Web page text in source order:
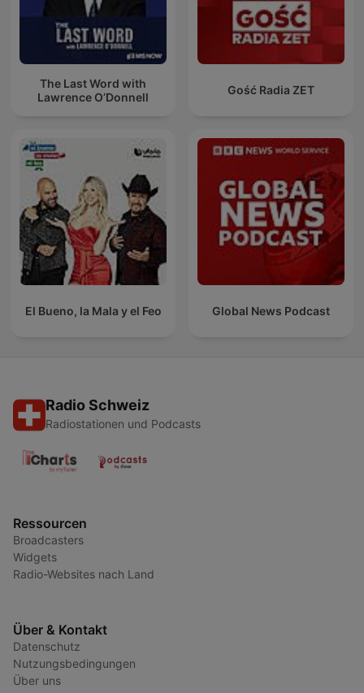
The Last Word with
Lawrence O’Donnell
Gość Radia ZET
El Bueno, la Mala y el Feo Global News Podcast
Radio Schweiz
Radiostationen und Podcasts
Ressourcen
Broadcasters
Widgets
Radio-Websites nach Land
Über & Kontakt
Datenschutz
Nutzungsbedingungen
Über uns